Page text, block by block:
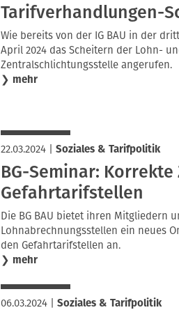
Tarifverhandlungen-
Wie bereits von der IG BAU in der
April 2024 das Scheitern der Lohn-
Zentralschlichtungsstelle angerufen.
❯ mehr
22.03.2024| Soziales & Tarifpolitik
BG-Seminar:
Gefahrtarifstellen
Die BG BAU bietet ihren Mitgliedern
Lohnabrechnungsstellen ein neues
den Gefahrtarifstellen an.
❯ mehr
06.03.2024| Soziales & Tarifpolitik